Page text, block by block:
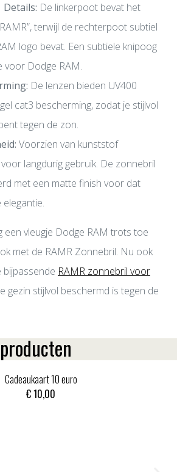
Details: De linkerpoot bevat het
terwijl de rechterpoot subtiel
logo bevat. Een subtiele knipoog
voor Dodge RAM.
De lenzen bieden UV400
cat3 bescherming, zodat je stijlvol
tegen de zon.
Voorzien van kunststof
langdurig gebruik. De zonnebril
met een matte finish voor dat
elegantie.
een vleugje Dodge RAM trots toe
met de RAMR Zonnebril. Nu ook
bijpassende RAMR zonnebril voor
gezin stijlvol beschermd is tegen de
Cadeaukaart 10 euro
€10,00